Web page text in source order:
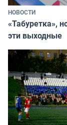
НОВОСТИ
«Табуретка»,
эти выходные